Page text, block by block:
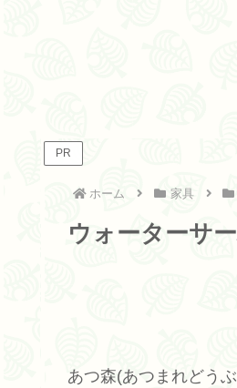
PR
ホーム 家具
ウォーターサ
あつ森(あつまれどう